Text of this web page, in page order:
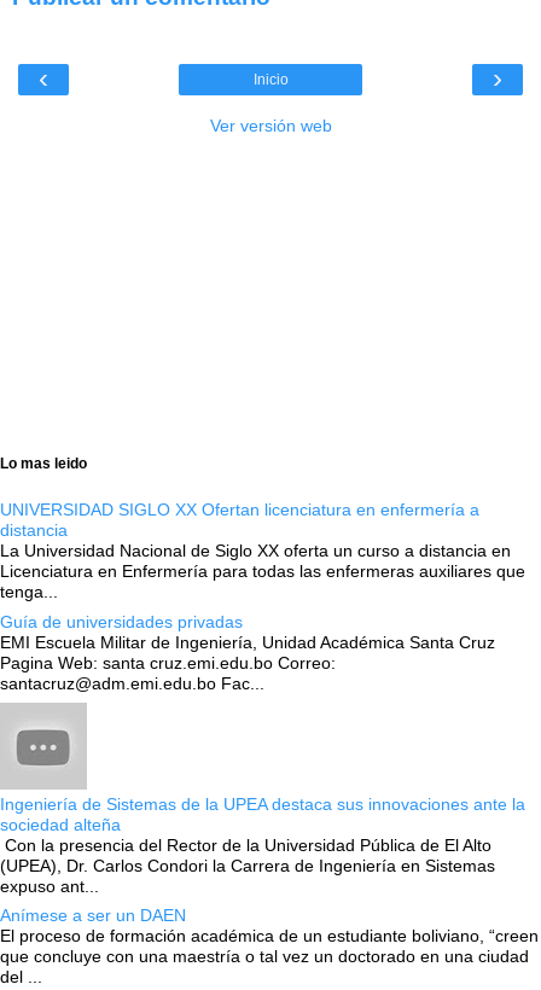
‹ ›
Inicio
Ver versión web
Lo mas leido
UNIVERSIDAD SIGLO XX Ofertan licenciatura en enfermería a
distancia
La Universidad Nacional de Siglo XX oferta un curso a distancia en
Licenciatura en Enfermería para todas las enfermeras auxiliares que
tenga...
Guía de universidades privadas
EMI Escuela Militar de Ingeniería, Unidad Académica Santa Cruz
Pagina Web: santa cruz.emi.edu.bo Correo:
santacruz@adm.emi.edu.bo Fac...
Ingeniería de Sistemas de la UPEA destaca sus innovaciones ante la
sociedad alteña
Con la presencia del Rector de la Universidad Pública de El Alto
(UPEA), Dr. Carlos Condori la Carrera de Ingeniería en Sistemas
expuso ant...
Anímese a ser un DAEN
El proceso de formación académica de un estudiante boliviano, “creen
que concluye con una maestría o tal vez un doctorado en una ciudad
del ...